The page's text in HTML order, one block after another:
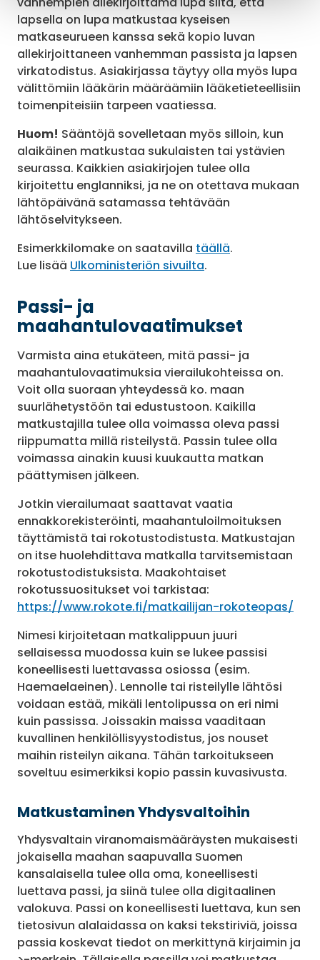
lapsella on lupa matkustaa kyseisen
matkaseurueen kanssa sekä kopio luvan
allekirjoittaneen vanhemman passista ja lapsen
virkatodistus. Asiakirjassa täytyy olla myös lupa
välittömiin lääkärin määräämiin lääketieteellisiin
toimenpiteisiin tarpeen vaatiessa.
Huom! Sääntöjä sovelletaan myös silloin, kun
alaikäinen matkustaa sukulaisten tai ystävien
seurassa. Kaikkien asiakirjojen tulee olla
kirjoitettu englanniksi, ja ne on otettava mukaan
lähtöpäivänä satamassa tehtävään
lähtöselvitykseen.
Esimerkkilomake on saatavilla täällä.
Lue lisää Ulkoministeriön sivuilta.
Passi- ja
maahantulovaatimukset
Varmista aina etukäteen, mitä passi- ja
maahantulovaatimuksia vierailukohteissa on.
Voit olla suoraan yhteydessä ko. maan
suurlähetystöön tai edustustoon. Kaikilla
matkustajilla tulee olla voimassa oleva passi
riippumatta millä risteilystä. Passin tulee olla
voimassa ainakin kuusi kuukautta matkan
päättymisen jälkeen.
Jotkin vierailumaat saattavat vaatia
ennakkorekisteröinti, maahantuloilmoituksen
täyttämistä tai rokotustodistusta. Matkustajan
on itse huolehdittava matkalla tarvitsemistaan
rokotustodistuksista. Maakohtaiset
rokotussuositukset voi tarkistaa:
https://www.rokote.fi/matkailijan-rokoteopas/
Nimesi kirjoitetaan matkalippuun juuri
sellaisessa muodossa kuin se lukee passisi
koneellisesti luettavassa osiossa (esim.
Haemaelaeinen). Lennolle tai risteilylle lähtösi
voidaan estää, mikäli lentolipussa on eri nimi
kuin passissa. Joissakin maissa vaaditaan
kuvallinen henkilöllisyystodistus, jos nouset
maihin risteilyn aikana. Tähän tarkoitukseen
soveltuu esimerkiksi kopio passin kuvasivusta.
Matkustaminen Yhdysvaltoihin
Yhdysvaltain viranomaismääräysten mukaisesti
jokaisella maahan saapuvalla Suomen
kansalaisella tulee olla oma, koneellisesti
luettava passi, ja siinä tulee olla digitaalinen
valokuva. Passi on koneellisesti luettava, kun sen
tietosivun alalaidassa on kaksi tekstiriviä, joissa
passia koskevat tiedot on merkittynä kirjaimin ja